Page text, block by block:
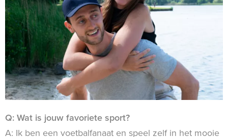
Q: Wat is jouw favoriete sport?
A: Ik ben een voetbalfanaat en speel zelf in het mooie